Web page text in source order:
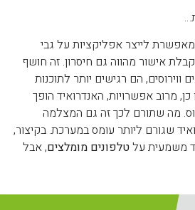
לייצר אפליקציות על גבי
אישור מהווה גם חיסרון. זה חושף
הם רגישים יותר לתוכנות
מרוב אפשרויות, האנדרואיד הופך
מה שתורם לכך זה גם המצלמה
שגורם ליותר עומס במערכת. בקיצור,
משמעית עלטלפונים מומלצים, אבל